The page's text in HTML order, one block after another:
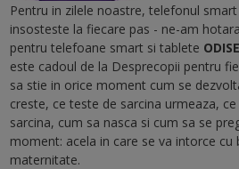
Pentru in zilele noastre, telefonul
insosteste la fiecare pas - ne-am
pentru telefoane smart si tablete
este cadoul de la Desprecopii pentru
sa stie in orice moment cum se
creste, ce teste de sarcina urmeaza,
sarcina, cum sa nasca si cum sa se
moment: acela in care se va intorce cu
maternitate.